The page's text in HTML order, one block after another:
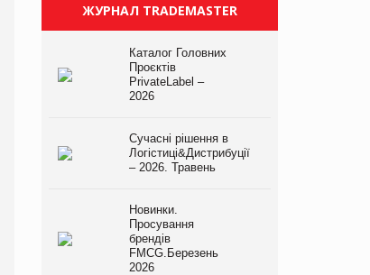
ЖУРНАЛ TRADEMASTER
Каталог Головних
Проєктів
PrivateLabel –
2026
Сучасні рішення в
Логістиці&Дистрибуції
– 2026. Травень
Новинки.
Просування
брендів
FMCG.Березень
2026